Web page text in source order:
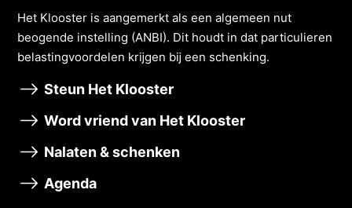
Het Klooster is aangemerkt als een algemeen nut
beogende instelling (ANBI). Dit houdt in dat particulieren
belastingvoordelen krĳgen bĳ een schenking.
Steun Het Klooster
Word vriend van Het Klooster
Nalaten & schenken
Agenda